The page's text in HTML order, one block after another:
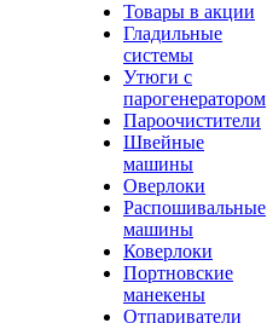
Товары в акции
Гладильные
системы
Утюги с
парогенератором
Пароочистители
Швейные
машины
Оверлоки
Распошивальные
машины
Коверлоки
Портновские
манекены
Отпариватели